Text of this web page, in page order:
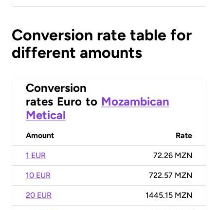
Conversion rate table for
different amounts
Conversion
rates Euro to Mozambican
Metical
Amount Rate
1 EUR 72.26 MZN
10 EUR 722.57 MZN
20 EUR 1445.15 MZN